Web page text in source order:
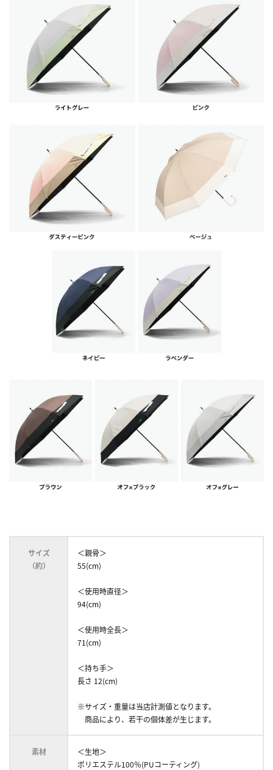
サイズ
（約）
＜親骨＞
55(cm)
＜使用時直径＞
94(cm)
＜使用時全長＞
71(cm)
＜持ち手＞
長さ 12(cm)
※サイズ・重量は当店計測値となります。
商品により、若干の個体差が生じます。
素材
＜生地＞
ポリエステル100％(PUコーティング)